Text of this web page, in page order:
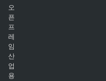
오
픈
프
레
임
산
업
용